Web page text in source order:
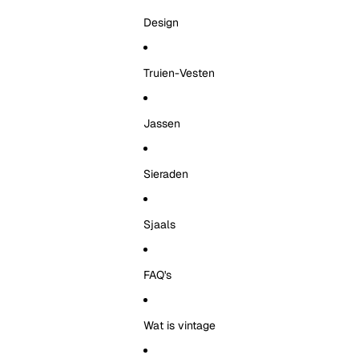
Design
Truien-Vesten
Jassen
Sieraden
Sjaals
FAQ's
Wat is vintage